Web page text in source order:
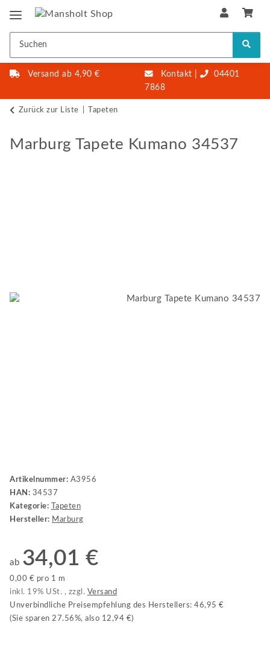
Versand ab 4,90 € Kontakt
04401
7868
Zurück zur Liste Tapeten
Marburg Tapete Kumano 34537
Artikelnummer: A3956
HAN: 34537
Kategorie:
Tapeten
Hersteller: Marburg
ab 34,01 €
0,00 € pro 1 m
inkl. 19% USt. , zzgl. Versand
Unverbindliche Preisempfehlung des Herstellers: 46,95 €
(Sie sparen 27.56%, also 12,94 €)